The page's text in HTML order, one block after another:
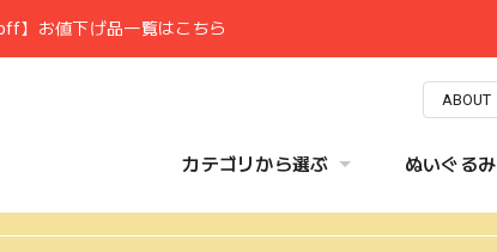
】お値下げ品一覧はこちら
ABOUT
カテゴリから選ぶ ぬいぐるみ